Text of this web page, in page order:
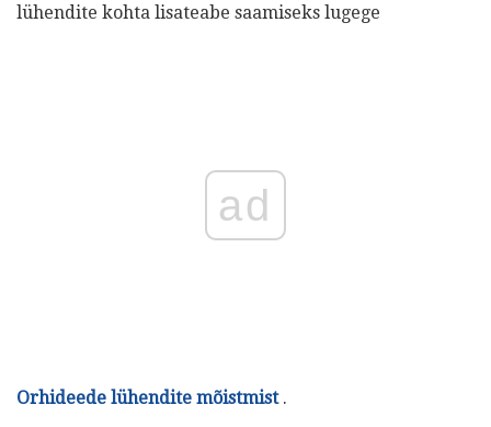
lühendite kohta lisateabe saamiseks lugege
ad
Orhideede lühendite mõistmist.